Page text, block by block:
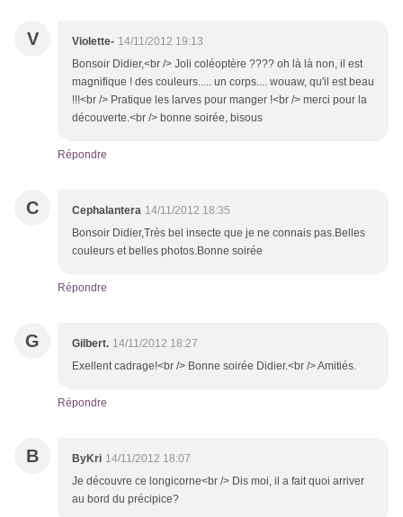
V Violette- 14/11/2012 19:13
Bonsoir Didier,<br /> Joli coléoptère ???? oh là là non, il est
magnifique ! des couleurs..... un corps.... wouaw, qu'il est beau
!!!<br /> Pratique les larves pour manger !<br /> merci pour la
découverte.<br /> bonne soirée, bisous
Répondre
C Cephalantera 14/11/2012 18:35
Bonsoir Didier,Très bel insecte que je ne connais pas.Belles
couleurs et belles photos.Bonne soirée
Répondre
G Gilbert. 14/11/2012 18:27
Exellent cadrage!<br /> Bonne soirée Didier.<br /> Amitiés.
Répondre
B ByKri 14/11/2012 18:07
Je découvre ce longicorne<br /> Dis moi, il a fait quoi arriver
au bord du précipice?